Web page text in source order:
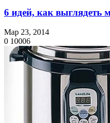
6 идей, как выглядеть
Мар 23, 2014
0 10006